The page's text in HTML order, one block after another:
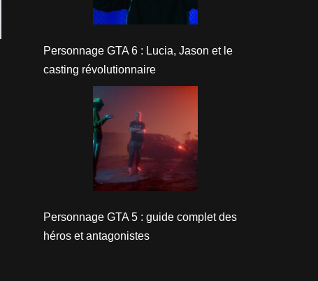
Personnage GTA 6 : Lucia, Jason et le
casting révolutionnaire
Personnage GTA 5 : guide complet des
héros et antagonistes